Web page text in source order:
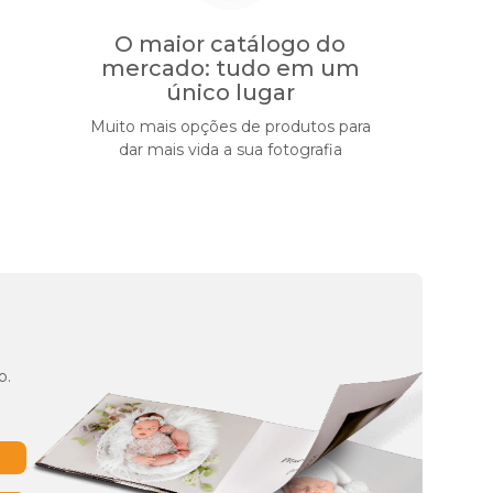
O maior catálogo do
mercado: tudo em um
único lugar
Muito mais opções de produtos para
dar mais vida a sua fotografia